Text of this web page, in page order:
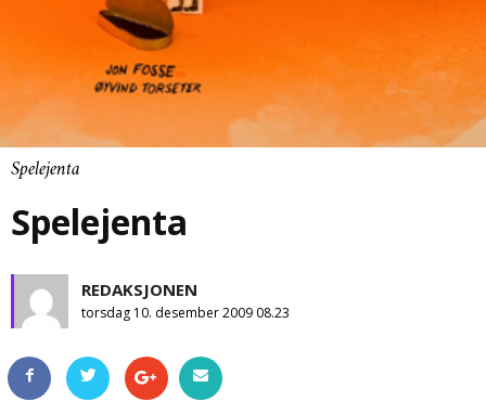
Spelejenta
Spelejenta
REDAKSJONEN
torsdag 10. desember 2009 08.23